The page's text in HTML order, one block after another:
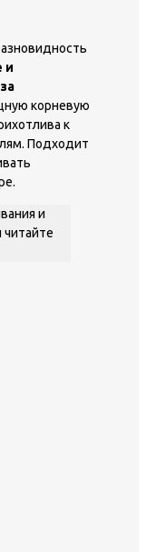
и
корневую
к
Подходит
и